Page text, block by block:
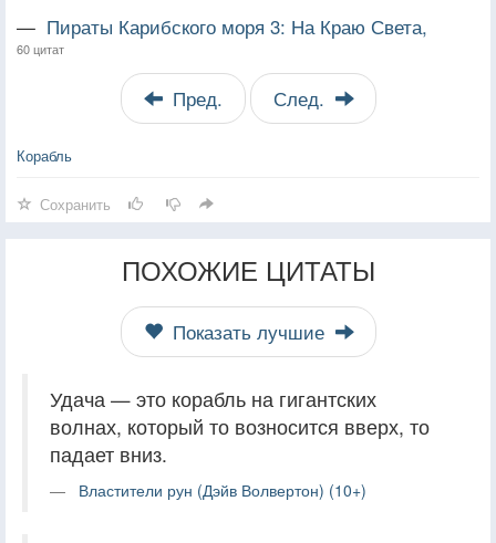
— Пираты Карибского моря 3: На Краю Света,
60 цитат
Пред. След.
Корабль
Сохранить
ПОХОЖИЕ ЦИТАТЫ
Показать лучшие
Удача — это корабль на гигантских
волнах, который то возносится вверх, то
падает вниз.
Властители рун (Дэйв Волвертон) (10+)